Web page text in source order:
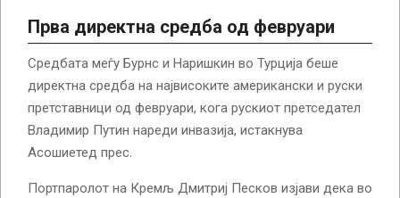
Прва директна средба од февруари
Средбата меѓу Бурнс и Наришкин во Турција беше
директна средба на највисоките американски и руски
претставници од февруари, кога рускиот претседател
Владимир Путин нареди инвазија, истакнува
Асошиетед прес.
Портпаролот на Кремљ Дмитриј Песков изјави дека во